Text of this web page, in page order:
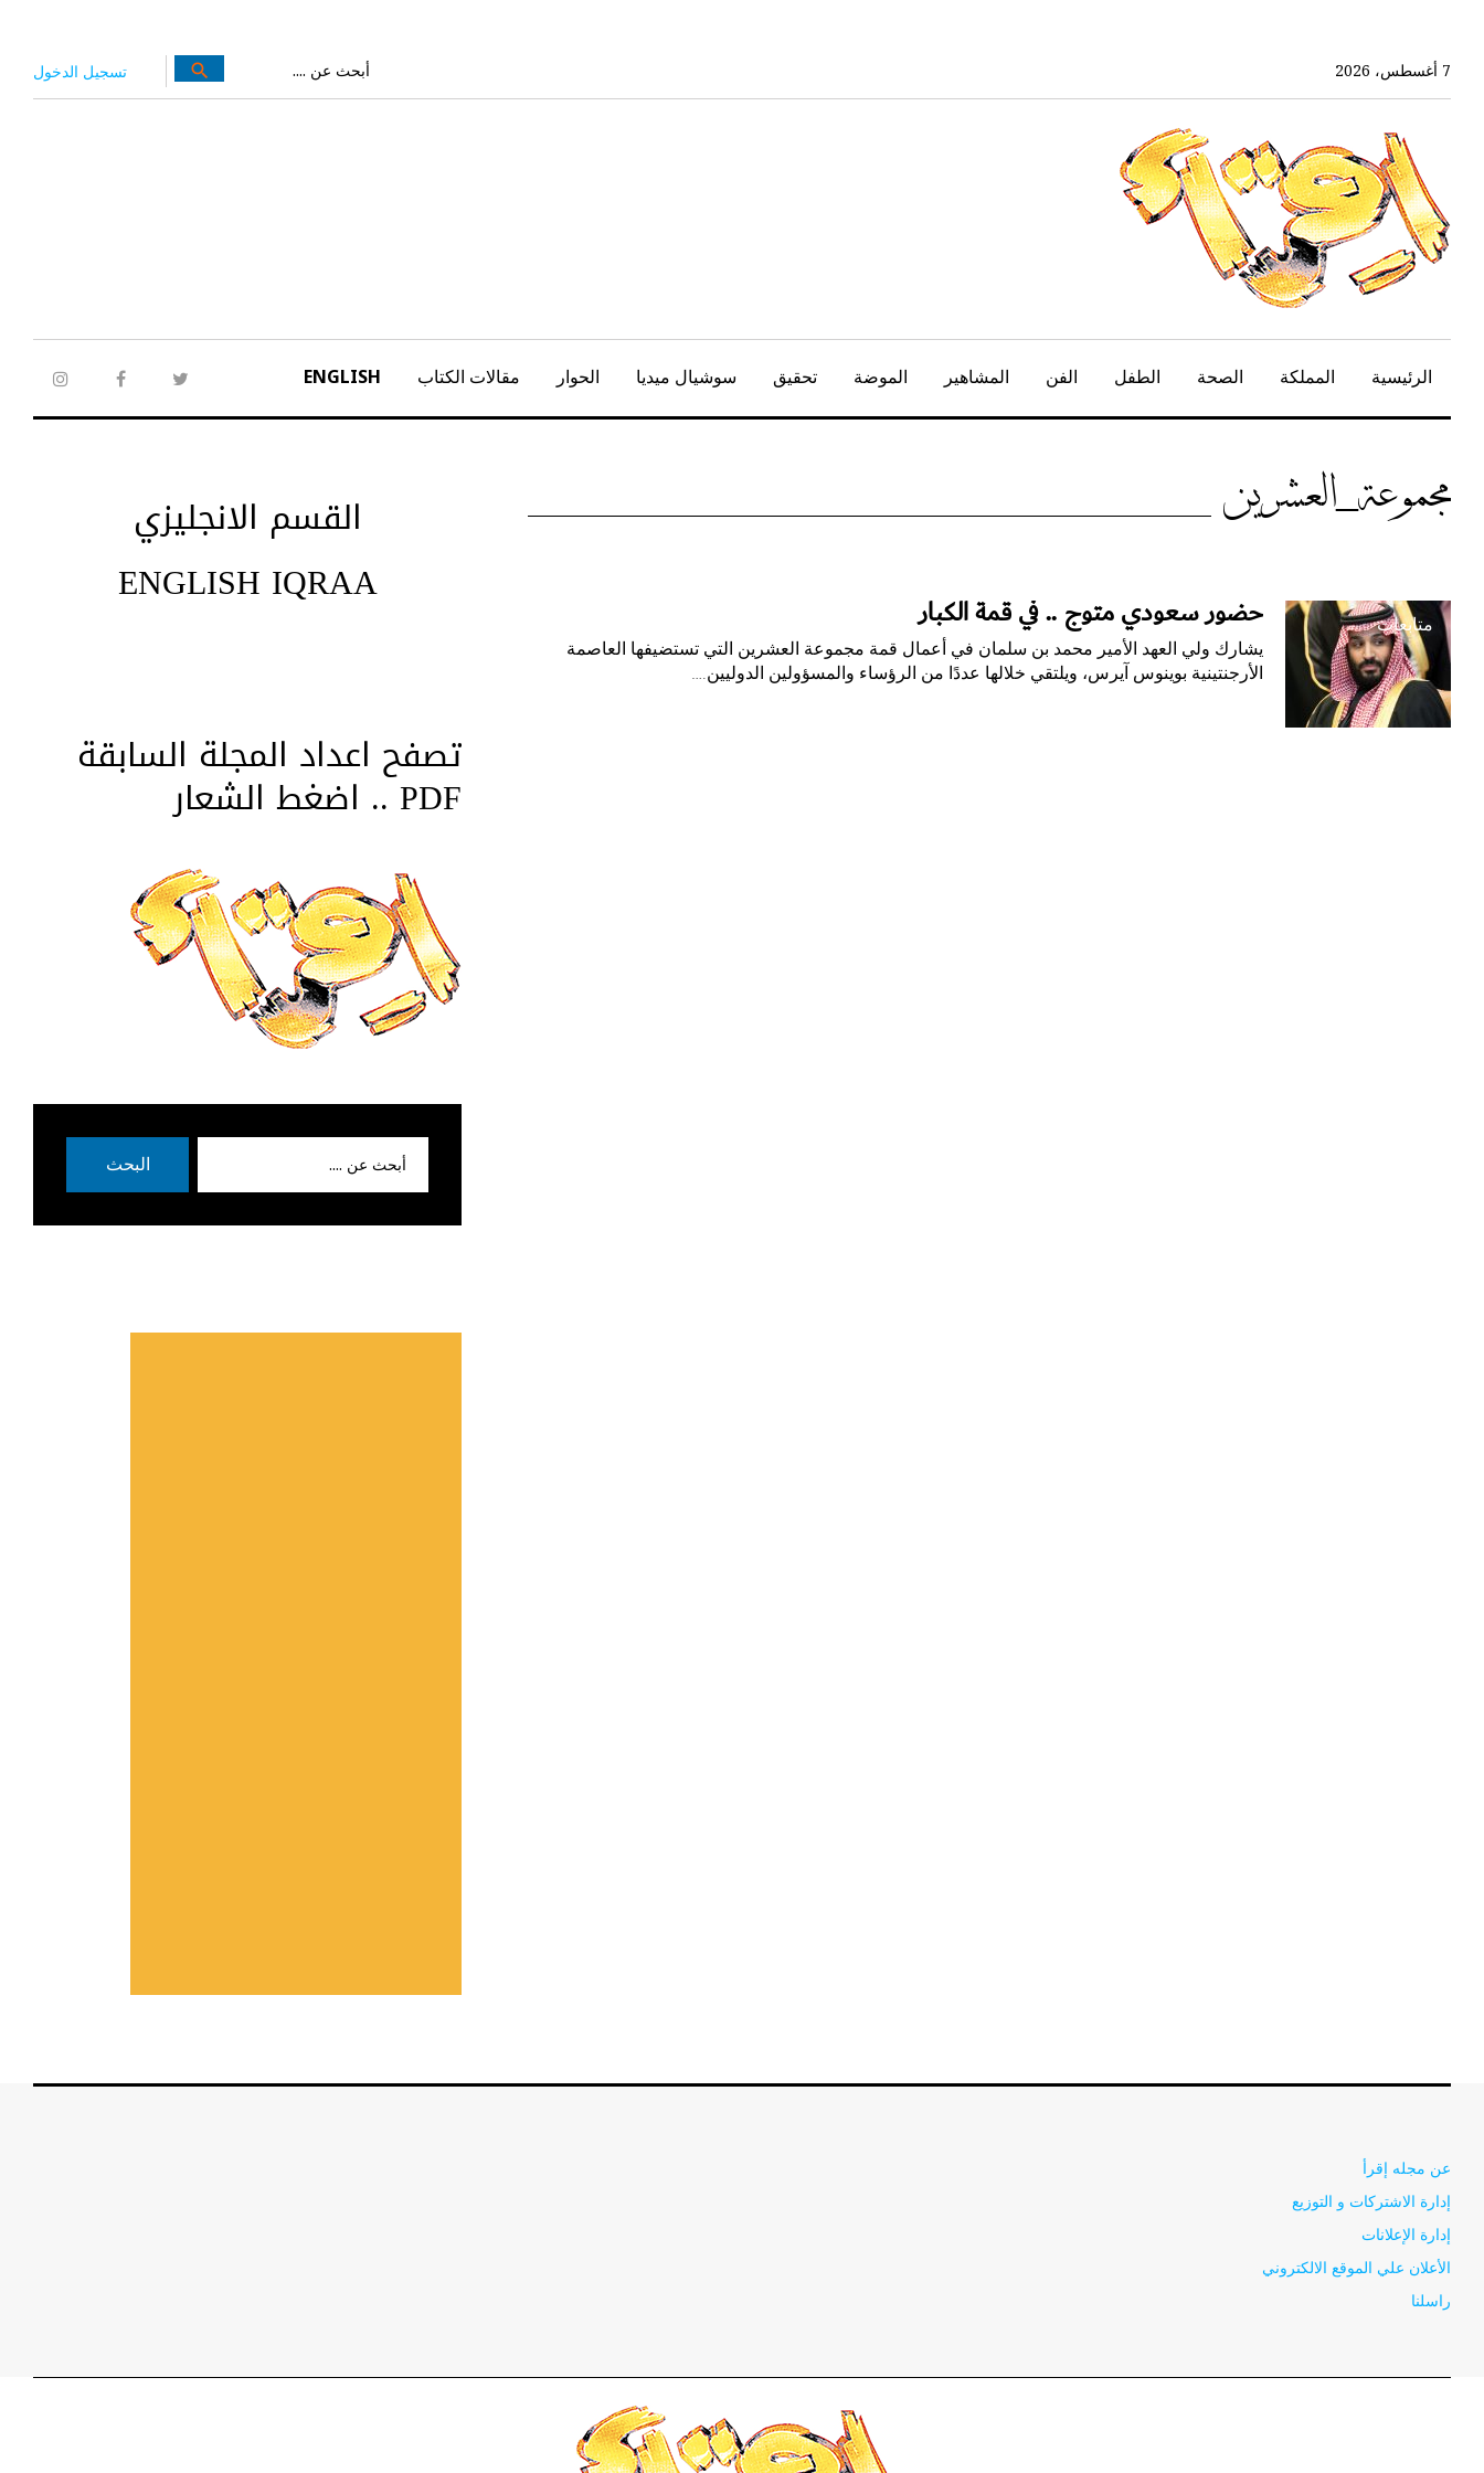
المحتوى
الرئيسي
7 أغسطس، 2026 تسجيل الدخول
عن:
search
twitter
facebook
الرئيسية المملكة الصحة الطفل الفن المشاهير الموضة تحقيق سوشيال ميديا الحوار مقالات الكتاب ENGLISH
الوسم:
مجموعة_العشرين
متابعات حضور سعودي متوج .. في قمة الكبار
يشارك ولي العهد الأمير محمد بن سلمان في أعمال قمة مجموعة العشرين التي تستضيفها العاصمة
الأرجنتينية بوينوس آيرس، ويلتقي خلالها عددًا من الرؤساء والمسؤولين الدوليين.…
القسم الانجليزي
ENGLISH IQRAA
تصفح اعداد المجلة السابقة
PDF .. اضغط الشعار
البحث
عن مجله إقرأ
إدارة الاشتركات و التوزيع
إدارة الإعلانات
الأعلان علي الموقع الالكتروني
راسلنا